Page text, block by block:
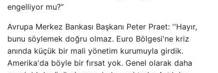
engelliyor mu?”
Avrupa Merkez Bankası Başkanı Peter Praet: ''Hayır,
bunu söylemek doğru olmaz. Euro Bölgesi'ne kriz
anında küçük bir mali yönetim kurumuyla girdik.
Amerika'da böyle bir fırsat yok. Genel olarak daha